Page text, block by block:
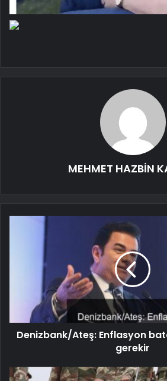
MEHMET HAZBİN
Denizbank/Ateş: Enflasyon
gerekir